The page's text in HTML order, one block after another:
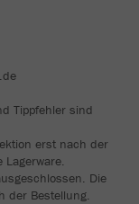
Tippfehler sind
erst nach der
Die
der Bestellung.